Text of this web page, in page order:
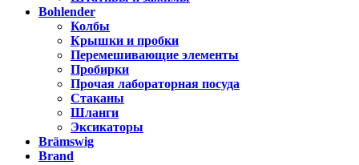
Bohlender
Колбы
Крышки и пробки
Перемешивающие элементы
Пробирки
Прочая лабораторная посуда
Стаканы
Шланги
Эксикаторы
Brämswig
Brand